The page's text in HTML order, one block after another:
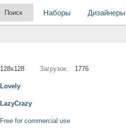
Наборы Дизайнеры
128x128 Загрузок: 1776
Lovely
LazyCrazy
Free for commercial use